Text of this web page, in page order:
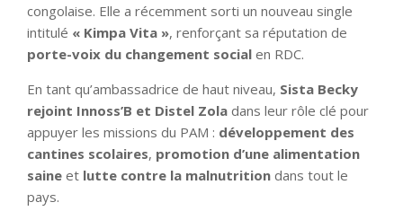
congolaise. Elle a récemment sorti un nouveau single
intitulé « Kimpa Vita », renforçant sa réputation de
porte-voix du changement social en RDC.
En tant qu’ambassadrice de haut niveau, Sista Becky
rejoint Innoss’B et Distel Zola dans leur rôle clé pour
appuyer les missions du PAM : développement des
cantines scolaires, promotion d’une alimentation
saine et lutte contre la malnutrition dans tout le
pays.